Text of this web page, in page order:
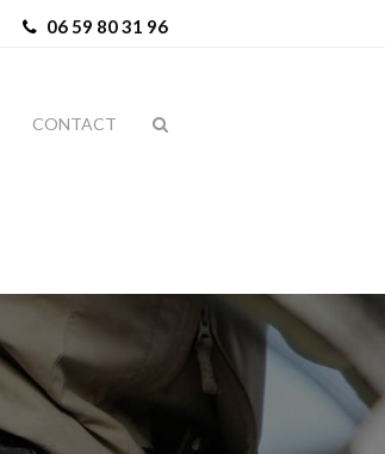
06 59 80 31 96
CONTACT